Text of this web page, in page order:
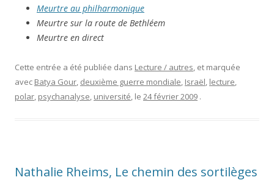
Meurtre au philharmonique
Meurtre sur la route de Bethléem
Meurtre en direct
Cette entrée a été publiée dans Lecture / autres, et marquée
avec Batya Gour, deuxième guerre mondiale, Israël, lecture,
polar, psychanalyse, université, le 24 février 2009 .
Nathalie Rheims, Le chemin des sortilèges